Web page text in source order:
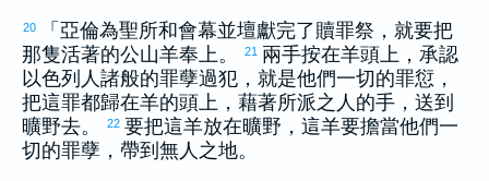
20 「 亞倫為聖所和會幕並壇獻完了贖罪祭，就要把
那隻活著的公山羊奉上。
21 兩手按在羊頭上，承認
以色列 人諸般的罪孽過犯，就是他們一切的罪愆，
把這罪都歸在羊的頭上，藉著所派之人的手，送到
曠野去。
22 要把這羊放在曠野，這羊要擔當他們一
切的罪孽，帶到無人之地。